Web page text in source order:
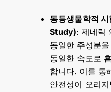
동등생물학적
Study): 제네릭
동일한 주성분
동일한 속도로
합니다. 이를 통
안전성이 오리